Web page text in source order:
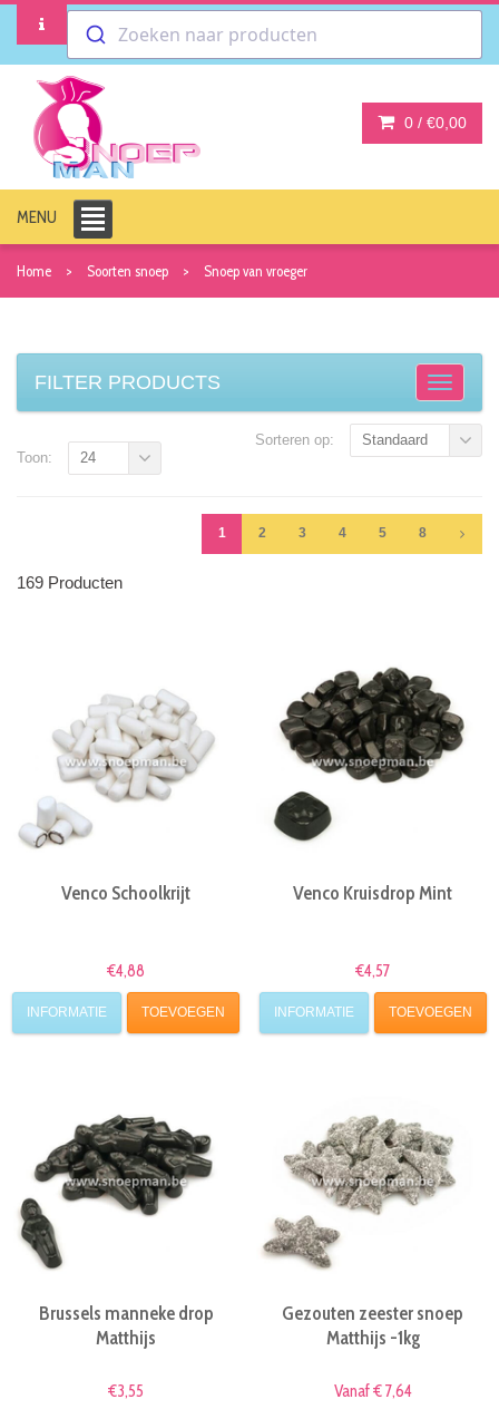
Zoeken naar producten
0 / €0,00
MENU
Home Soorten snoep Snoep van vroeger
FILTER PRODUCTS
Sorteren op: Standaard
1 2 3 4 5 8
Toon: 24
169 Producten
Venco Schoolkrijt
€4,88
INFORMATIE TOEVOEGEN
Venco Kruisdrop Mint
€4,57
INFORMATIE TOEVOEGEN
Brussels manneke drop
Matthijs
€3,55
Gezouten zeester snoep
Matthijs -1kg
Vanaf € 7,64